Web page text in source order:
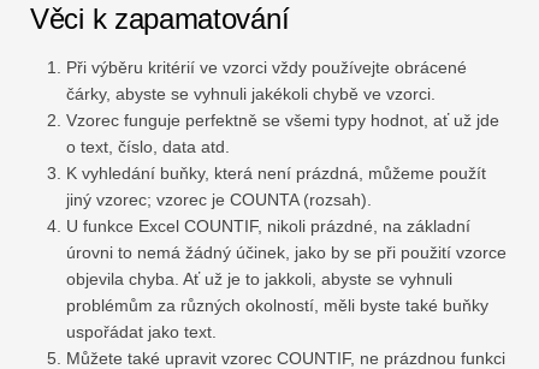
Věci k zapamatování
Při výběru kritérií ve vzorci vždy používejte obrácené
čárky, abyste se vyhnuli jakékoli chybě ve vzorci.
Vzorec funguje perfektně se všemi typy hodnot, ať už jde
o text, číslo, data atd.
K vyhledání buňky, která není prázdná, můžeme použít
jiný vzorec; vzorec je COUNTA (rozsah).
U funkce Excel COUNTIF, nikoli prázdné, na základní
úrovni to nemá žádný účinek, jako by se při použití vzorce
objevila chyba. Ať už je to jakkoli, abyste se vyhnuli
problémům za různých okolností, měli byste také buňky
uspořádat jako text.
Můžete také upravit vzorec COUNTIF, ne prázdnou funkci